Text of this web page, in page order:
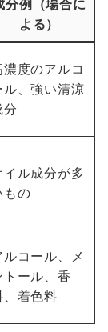
分例（場合に
よる）
濃度のアルコ
ル、強い清涼
分
イル成分が多
もの
ルコール、メ
トール、香
、着色料